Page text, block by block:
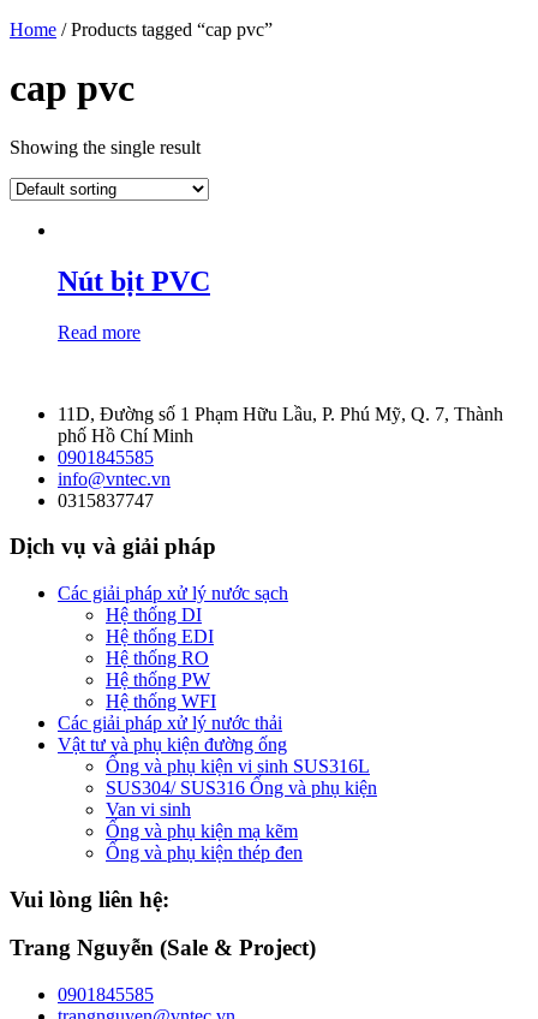
Home / Products tagged “cap pvc”
cap pvc
Showing the single result
Nút bịt PVC
Read more
11D, Đường số 1 Phạm Hữu Lầu, P. Phú Mỹ, Q. 7, Thành
phố Hồ Chí Minh
0901845585
info@vntec.vn
0315837747
Dịch vụ và giải pháp
Các giải pháp xử lý nước sạch
Hệ thống DI
Hệ thống EDI
Hệ thống RO
Hệ thống PW
Hệ thống WFI
Các giải pháp xử lý nước thải
Vật tư và phụ kiện đường ống
Ống và phụ kiện vi sinh SUS316L
SUS304/ SUS316 Ống và phụ kiện
Van vi sinh
Ống và phụ kiện mạ kẽm
Ống và phụ kiện thép đen
Vui lòng liên hệ:
Trang Nguyễn (Sale & Project)
0901845585